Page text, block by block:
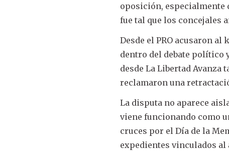
oposición, especialmente
fue tal que los concejales
Desde el PRO acusaron
dentro del debate político
desde La Libertad
reclamaron una
La disputa no aparece
viene funcionando como
cruces por el Día de la
expedientes vinculados al